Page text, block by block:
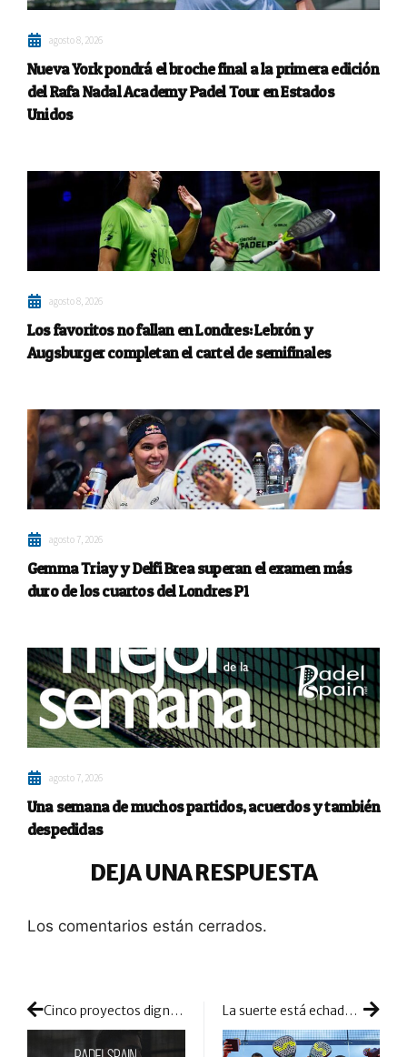
agosto 8, 2026
Nueva York pondrá el broche final a la primera edición
del Rafa Nadal Academy Padel Tour en Estados
Unidos
agosto 8, 2026
Los favoritos no fallan en Londres: Lebrón y
Augsburger completan el cartel de semifinales
agosto 7, 2026
Gemma Triay y Delfi Brea superan el examen más
duro de los cuartos del Londres P1
agosto 7, 2026
Una semana de muchos partidos, acuerdos y también
despedidas
DEJA UNA RESPUESTA
Los comentarios están cerrados.
Cinco proyectos dignos de mención: estos son los nominados en la categoría de Pádel Solidario La suerte está echada: el APT define a su cuadro de Maestros